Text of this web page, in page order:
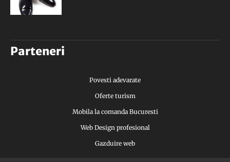
Parteneri
Povesti adevarate
Oferte turism
Mobila la comanda Bucuresti
Web Design profesional
Gazduire web